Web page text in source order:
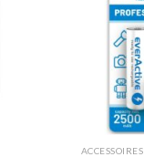
ACCESSOIRES